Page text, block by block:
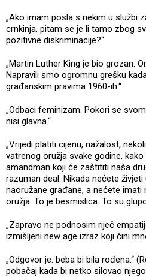
„Ako imam posla s nekim u službi
crnkinja, pitam se je li tamo zbog
pozitivne diskriminacije?“
„Martin Luther King je bio grozan.
Napravili smo ogromnu grešku
građanskim pravima 1960-ih.“
„Odbaci feminizam. Pokori se
nisi glavna.“
„Vrijedi platiti cijenu, nažalost,
vatrenog oružja svake godine,
amandman koji će zaštititi naša
razuman deal. Nikada nećete
naoružane građane, a nećete
oružja. To je besmislica. To su
„Zapravo ne podnosim riječ
izmišljeni new age izraz koji čini
„Odgovor je: beba bi bila rođena.“
pobačaj kada bi netko silovao